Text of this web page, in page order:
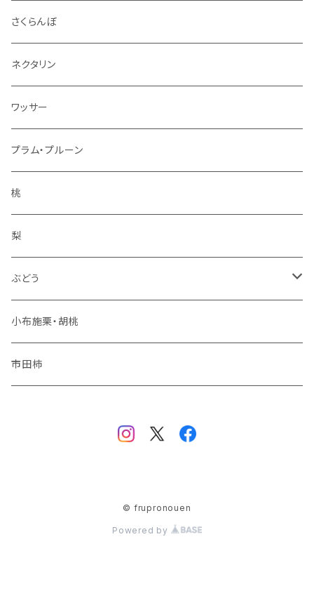
9kg～10kg
シナノスイート
紅玉
シナノゴールド
ぐんま名月
王林
サンふじ
冬りんご
夏りんご
秋りんご
スパイス
ドライフルーツ
アルコール
冷凍フルーツ
コンポート
さくらんぼ
ネクタリン
ワッサー
プラム・プルーン
桃
梨
ぶどう
シャインマスカット
ナガノパープル
小布施栗・胡桃
市田柿
© frupronouen
Powered by